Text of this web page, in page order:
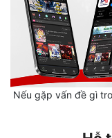
Thanh Xuân
Tiên Hiệp
Nếu gặp vấn đề gì